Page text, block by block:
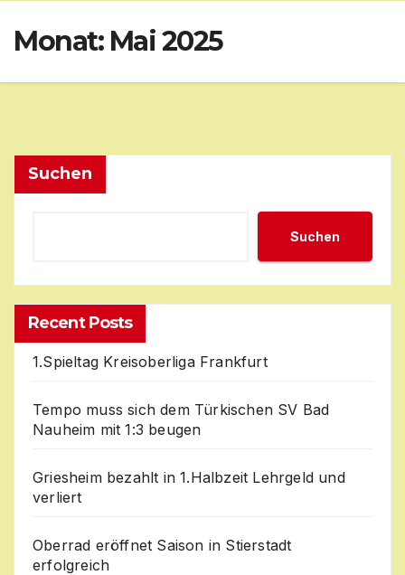
Monat: Mai 2025
Suchen
Suchen
Recent Posts
1.Spieltag Kreisoberliga Frankfurt
Tempo muss sich dem Türkischen SV Bad
Nauheim mit 1:3 beugen
Griesheim bezahlt in 1.Halbzeit Lehrgeld und
verliert
Oberrad eröffnet Saison in Stierstadt
erfolgreich